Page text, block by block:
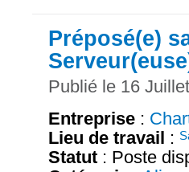
Préposé(e)
Publié le 16
Entreprise :
Lieu de travail :
Statut : Poste